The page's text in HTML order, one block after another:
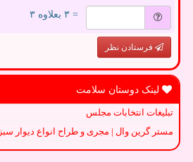
= ۳ بعلاوه ۳
فرستادن نظر
لینک دوستان سلامت
تبلیغات انتخابات مجلس
مستر گرین وال | مجری و طراح انواع دیوار سبز